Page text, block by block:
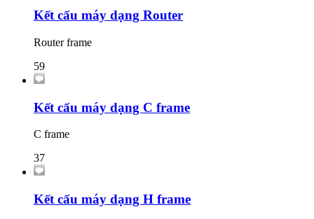
Kết cấu máy dạng Router
Router frame
59
Kết cấu máy dạng C frame
C frame
37
Kết cấu máy dạng H frame